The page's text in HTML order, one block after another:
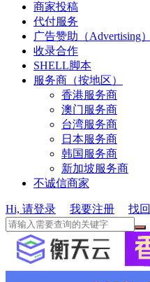
商家投稿
代付服务
广告赞助（Advertising）
收录合作
SHELL脚本
服务商（按地区）
香港服务商
澳门服务商
台湾服务商
日本服务商
韩国服务商
新加坡服务商
不诚信商家
Hi, 请登录 我要注册 找